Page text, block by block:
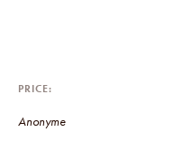
PRICE
Anonyme